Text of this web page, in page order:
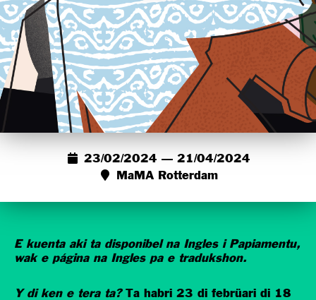
23/02/2024 — 21/04/2024
MaMA Rotterdam
E kuenta aki ta disponibel na Ingles i Papiamentu,
wak e página na Ingles pa e tradukshon.
Y di ken e tera ta?Ta habri 23 di febrüari di 18